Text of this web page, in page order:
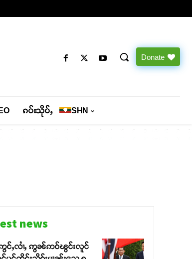
Donate
ၵပ်းသိုပ်ႇ SHN
news
င်ႇလၢႆႇ ဢွၼ်ဢဝ်ၽွင်းလူင်